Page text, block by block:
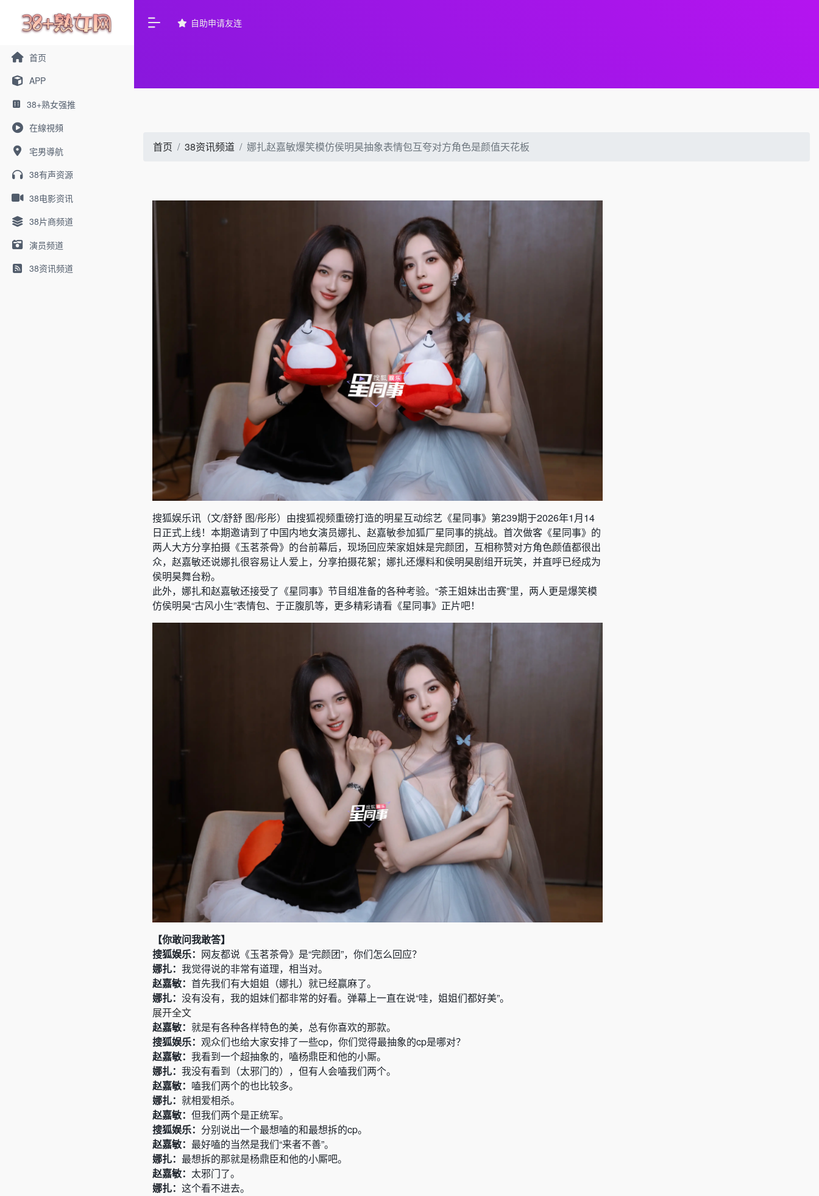
首页
APP
38+熟女强推
在線視頻
宅男導航
38有声资源
38电影资讯
38片商频道
演员频道
38资讯频道
自助申请友连
首页 38资讯频道 娜扎赵嘉敏爆笑模仿侯明昊抽象表情包互夸对方角色是颜值天花板
搜狐娱乐讯（文/舒舒 图/彤彤）由搜狐视频重磅打造的明星互动综艺《星同事》第239期于2026年1月14
日正式上线！本期邀请到了中国内地女演员娜扎、赵嘉敏参加狐厂星同事的挑战。首次做客《星同事》的
两人大方分享拍摄《玉茗茶骨》的台前幕后，现场回应荣家姐妹是完颜团，互相称赞对方角色颜值都很出
众，赵嘉敏还说娜扎很容易让人爱上，分享拍摄花絮；娜扎还爆料和侯明昊剧组开玩笑，并直呼已经成为
侯明昊舞台粉。
此外，娜扎和赵嘉敏还接受了《星同事》节目组准备的各种考验。“茶王姐妹出击赛”里，两人更是爆笑模
仿侯明昊“古风小生”表情包、于正腹肌等，更多精彩请看《星同事》正片吧！
【你敢问我敢答】
搜狐娱乐： 网友都说《玉茗茶骨》是“完颜团”，你们怎么回应？
娜扎： 我觉得说的非常有道理，相当对。
赵嘉敏： 首先我们有大姐姐（娜扎）就已经赢麻了。
娜扎： 没有没有，我的姐妹们都非常的好看。弹幕上一直在说“哇，姐姐们都好美”。
展开全文
赵嘉敏： 就是有各种各样特色的美，总有你喜欢的那款。
搜狐娱乐： 观众们也给大家安排了一些cp，你们觉得最抽象的cp是哪对？
赵嘉敏： 我看到一个超抽象的，嗑杨鼎臣和他的小厮。
娜扎： 我没有看到（太邪门的），但有人会嗑我们两个。
赵嘉敏： 嗑我们两个的也比较多。
娜扎： 就相爱相杀。
赵嘉敏： 但我们两个是正统军。
搜狐娱乐： 分别说出一个最想嗑的和最想拆的cp。
赵嘉敏： 最好嗑的当然是我们“来者不善”。
娜扎： 最想拆的那就是杨鼎臣和他的小厮吧。
赵嘉敏： 太邪门了。
娜扎： 这个看不进去。